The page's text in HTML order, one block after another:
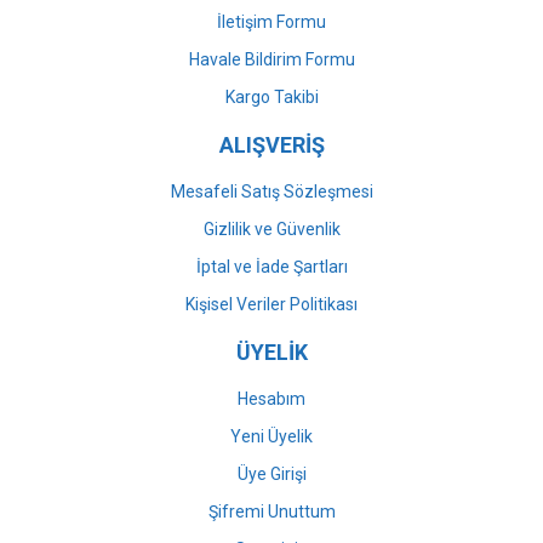
Gönder
İletişim Formu
Havale Bildirim Formu
Kargo Takibi
ALIŞVERİŞ
Mesafeli Satış Sözleşmesi
Gizlilik ve Güvenlik
İptal ve İade Şartları
Kişisel Veriler Politikası
ÜYELİK
Hesabım
Yeni Üyelik
Üye Girişi
Şifremi Unuttum